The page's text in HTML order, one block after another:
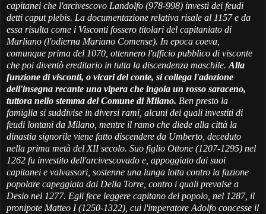
capitanei che l'arcivescovo Landolfo (978-998) investì dei feudi
detti caput plebis. La documentazione relativa risale al 1157 e da
essa risulta come i Visconti fossero titolari del capitaniato di
Marliano (l'odierna Mariano Comense). In epoca coeva,
comunque prima del 1070, ottennero l'ufficio pubblico di visconte
che poi diventò ereditario in tutta la discendenza maschile. Alla
funzione di visconti, o vicari del conte, si collega l'adozione
dell'insegna recante una vipera che ingoia un rosso saraceno,
tuttora nello stemma del Comune di Milano. Ben presto la
famiglia si suddivise in diversi rami, alcuni dei quali investiti di
feudi lontani da Milano, mentre il ramo che diede alla città la
dinastia signorile viene fatto discendere da Umberto, deceduto
nella prima metà del XII secolo. Suo figlio Ottone (1207-1295) nel
1262 fu investito dell'arcivescovado e, appoggiato dai suoi
capitanei e valvassori, sostenne una lunga lotta contro la fazione
popolare capeggiata dai Della Torre, contro i quali prevalse a
Desio nel 1277. Egli fece leggere capitano del popolo, nel 1287, il
pronipote Matteo I (1250-1322), cui l'imperatore Adolfo concesse il